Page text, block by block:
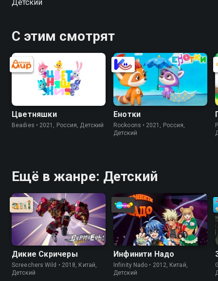
Детский
С этим смотрят
Цветняшки
Beadies • 2021, Россия, Детский
Енотки
Rockoons • 2021, Россия,
Детский
Ещё в жанре: Детский
Дикие Скричеры
Screechers Wild • 2018, Китай,
Детский
Инфинити Надо
Infinity Nado • 2012, Китай,
Детский